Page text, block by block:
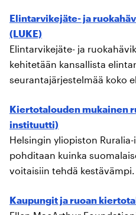
Elintarvikejäte- ja
(LUKE)
Elintarvikejäte- ja
kehitetään kansallista
seurantajärjestelmää koko
Kiertotalouden mukainen
instituutti)
Helsingin yliopiston
pohditaan kuinka
voitaisiin tehdä kestävämpi.
Kaupungit ja ruoan